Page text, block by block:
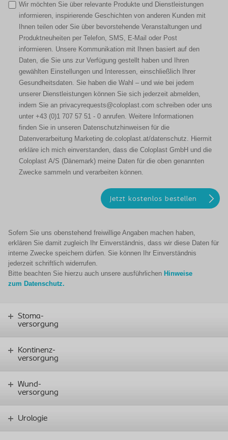
Wir möchten Sie über relevante Produkte und Dienstleistungen
informieren, inspirierende Geschichten von anderen Kunden mit
Ihnen teilen oder Sie über bevorstehende Veranstaltungen und
Produktneuheiten per Telefon, SMS, E-Mail oder Post
informieren. Unsere Kommunikation mit Ihnen basiert auf den
Daten, die Sie uns zur Verfügung gestellt haben und Ihren
gewählten Einstellungen und Interessen, einschließlich Ihrer
Gesundheitsdaten. Sie haben die Wahl – und wie bei jedem
unserer Dienstleistungen können Sie sich jederzeit abmelden,
indem Sie an privacyrequests@coloplast.com schreiben oder uns
unter +43 (0)1 707 57 51 - 0 anrufen. Weitere Informationen
finden Sie in unseren Datenschutzhinweisen für die
Datenverarbeitung Marketing de.coloplast.at/datenschutz. Hiermit
erkläre ich mich einverstanden, dass die Coloplast GmbH und die
Coloplast A/S (Dänemark) meine Daten für die oben genannten
Zwecke sammeln und verarbeiten können.
Sofern Sie uns obenstehend freiwillige Angaben machen haben,
erklären Sie damit zugleich Ihr Einverständnis, dass wir diese Daten für
interne Zwecke speichern dürfen. Sie können Ihr Einverständnis
jederzeit schriftlich widerrufen.
Bitte beachten Sie hierzu auch unsere ausführlichen Hinweise
zum Datenschutz.
Stoma-
versorgung
Kontinenz-
versorgung
Wund-
versorgung
Urologie